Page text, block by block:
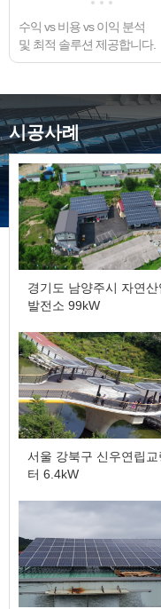
수익 vs 비용 vs 이익 분석
및 최적 솔루션 제공합니다.
시공사례
경기도 남양주시 자연산
발전소 99kW
서울 강북구 신우연립교
터 6.4kW